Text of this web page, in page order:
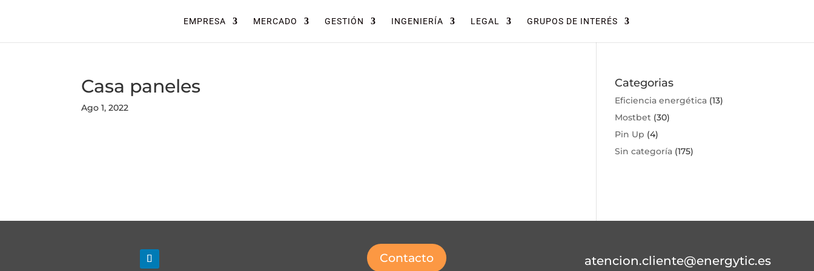
EMPRESA MERCADO GESTIÓN INGENIERÍA LEGAL GRUPOS DE INTERÉS
Casa paneles
Ago 1, 2022
Categorias
Eficiencia energética (13)
Mostbet (30)
Pin Up (4)
Sin categoría (175)
Contacto atencion.cliente@energytic.es